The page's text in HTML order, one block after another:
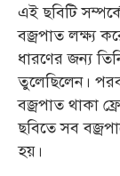
এই ছবিটি
বজ্রপাত লক্ষ্য
ধারণের জন্য
তুলেছিলেন।
বজ্রপাত থাকা
ছবিতে সব
হয়।